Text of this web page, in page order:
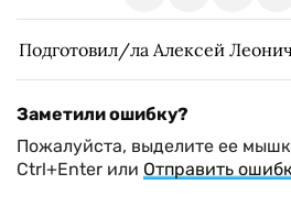
Подготовил/ла Алексей
Заметили ошибку?
Пожалуйста, выделите ее
Ctrl+Enter или Отправить